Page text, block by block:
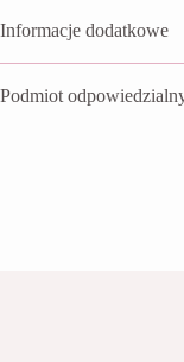
Informacje dodatkowe
Podmiot